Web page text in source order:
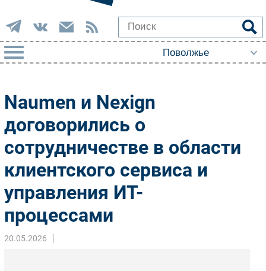
Импорто­замещение
Автоматизация Промышленности
Интернет
Мобильная связь
Фиксированная связь
Интеграция
Рынок ПК
Маркетинг
Торговые сети
Naumen и Nexign
договорились о
сотрудничестве в области
клиентского сервиса и
управления ИТ-
процессами
20.05.2026